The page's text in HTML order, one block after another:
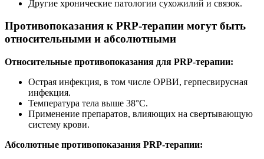
Другие хронические патологии сухожилий и связок.
Противопоказания к PRP-терапии могут быть
относительными и абсолютными
Относительные противопоказания для PRP-терапии:
Острая инфекция, в том числе ОРВИ, герпесвирусная
инфекция.
Температура тела выше 38°С.
Применение препаратов, влияющих на свертывающую
систему крови.
Абсолютные противопоказания PRP-терапии: